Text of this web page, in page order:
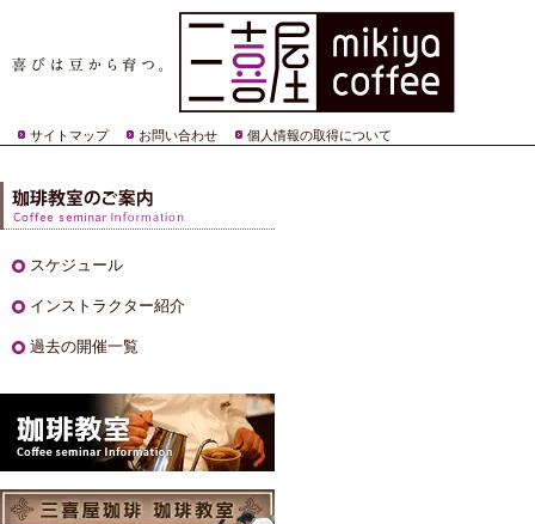
サイトマップ お問い合わせ 個人情報の取得について
スケジュール
インストラクター紹介
過去の開催一覧